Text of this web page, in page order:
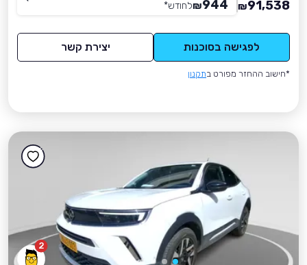
91,538
₪
944
₪לחודש*
לפגישה בסוכנות יצירת קשר
*חישוב ההחזר מפורט בתקנון
2